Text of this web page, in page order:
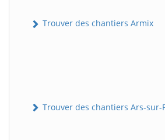
Trouver des chantiers Armix
Trouver des chantiers Ars-sur-